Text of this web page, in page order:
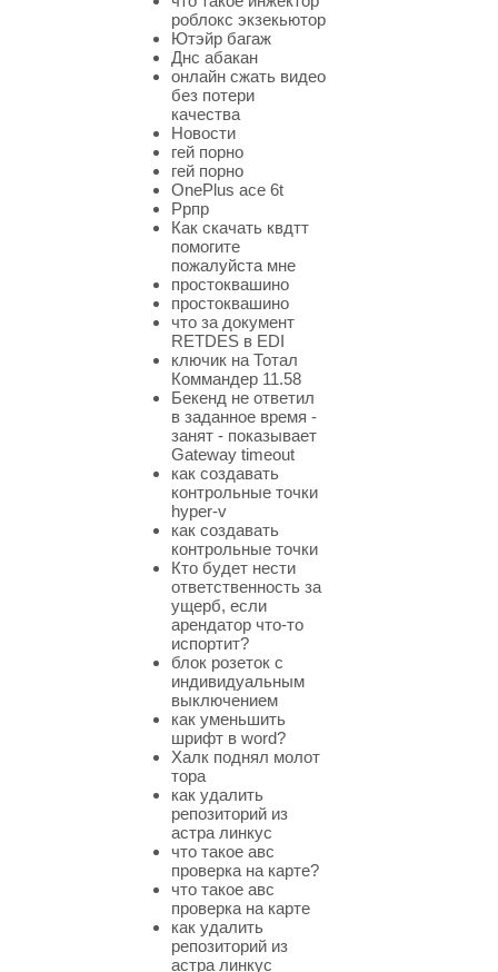
роблокс экзекьютор
Ютэйр багаж
Днс абакан
онлайн сжать видео
без потери
качества
Новости
гей порно
гей порно
OnePlus ace 6t
Ррпр
Как скачать квдтт
помогите
пожалуйста мне
простоквашино
простоквашино
что за документ
RETDES в EDI
ключик на Тотал
Коммандер 11.58
Бекенд не ответил
в заданное время -
занят - показывает
Gateway timeout
как создавать
контрольные точки
hyper-v
как создавать
контрольные точки
Кто будет нести
ответственность за
ущерб, если
арендатор что-то
испортит?
блок розеток с
индивидуальным
выключением
как уменьшить
шрифт в word?
Халк поднял молот
тора
как удалить
репозиторий из
астра линкус
что такое авс
проверка на карте?
что такое авс
проверка на карте
как удалить
репозиторий из
астра линкус